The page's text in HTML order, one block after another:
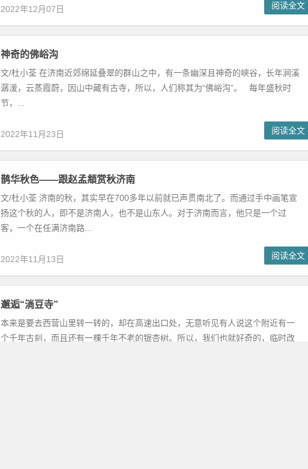
2022年12月07日 阅读全文
神奇的佛峪沟
文/杜小荃 在济南近郊绵延叠翠的群山之中，有一条幽深且神奇的峡谷，长年涧溪
潺湲，云蒸霞蔚，因山中藏有古寺，所以，人们称其为“佛峪沟”。 每年盛秋时
节，...
2022年11月23日 阅读全文
鹊华秋色——跟赵孟頫赏秋济南
文/杜小荃 济南的秋，其实早在700多年以前就已声贯南北了。而通过手中画笔宣
扬这个秋的人，即不是济南人，也不是山东人。对于济南而言，他只是一个过
客，一个在任满济南路...
2022年11月13日 阅读全文
邂逅“淌豆寺”
本来是要去西营山里转一转的，却在高速出口处，无意听见有人说这个附近有一
个千年古刹，而且还有一棵千年不老的银杏树。所以，我们也就好奇的，临时改